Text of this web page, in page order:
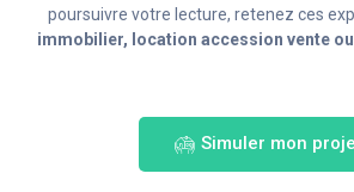
poursuivre votre lecture, retenez ces
immobilier, location accession vente
Simuler mon